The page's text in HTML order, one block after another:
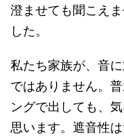
澄ませても聞こえ
した。
私たち家族が、音
ではありません。
ングで出しても、
思います。遮音性は